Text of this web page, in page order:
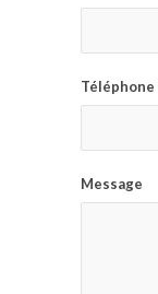
Téléphone
Message